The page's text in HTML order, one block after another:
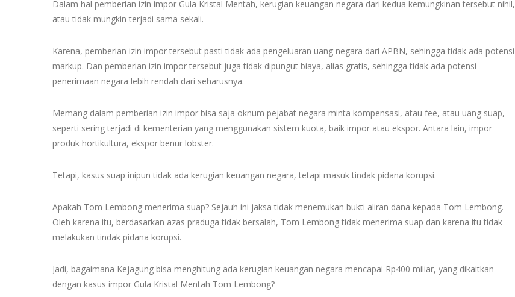
Dalam hal pemberian izin impor Gula Kristal Mentah, kerugian keuangan negara dari kedua kemungkinan tersebut nihil,
atau tidak mungkin terjadi sama sekali.
Karena, pemberian izin impor tersebut pasti tidak ada pengeluaran uang negara dari APBN, sehingga tidak ada potensi
markup. Dan pemberian izin impor tersebut juga tidak dipungut biaya, alias gratis, sehingga tidak ada potensi
penerimaan negara lebih rendah dari seharusnya.
Memang dalam pemberian izin impor bisa saja oknum pejabat negara minta kompensasi, atau fee, atau uang suap,
seperti sering terjadi di kementerian yang menggunakan sistem kuota, baik impor atau ekspor. Antara lain, impor
produk hortikultura, ekspor benur lobster.
Tetapi, kasus suap inipun tidak ada kerugian keuangan negara, tetapi masuk tindak pidana korupsi.
Apakah Tom Lembong menerima suap? Sejauh ini jaksa tidak menemukan bukti aliran dana kepada Tom Lembong.
Oleh karena itu, berdasarkan azas praduga tidak bersalah, Tom Lembong tidak menerima suap dan karena itu tidak
melakukan tindak pidana korupsi.
Jadi, bagaimana Kejagung bisa menghitung ada kerugian keuangan negara mencapai Rp400 miliar, yang dikaitkan
dengan kasus impor Gula Kristal Mentah Tom Lembong?